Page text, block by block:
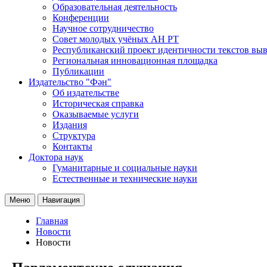
Образовательная деятельность
Конференции
Научное сотрудничество
Совет молодых учёных АН РТ
Республиканский проект идентичности текстов
Региональная инновационная площадка
Публикации
Издательство "Фән"
Об издательстве
Историческая справка
Оказываемые услуги
Издания
Структура
Контакты
Доктора наук
Гуманитарные и социальные науки
Естественные и технические науки
Меню Навигация
Главная
Новости
Новости